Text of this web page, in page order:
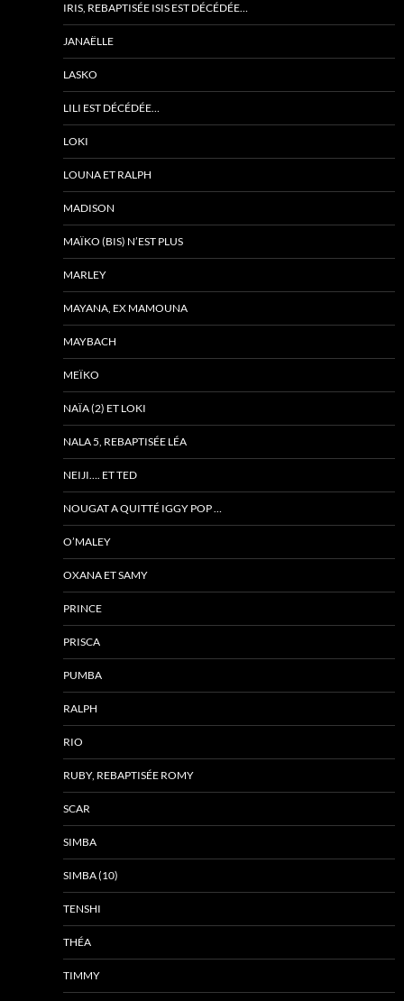
IRIS, REBAPTISÉE ISIS EST DÉCÉDÉE…
JANAËLLE
LASKO
LILI EST DÉCÉDÉE…
LOKI
LOUNA ET RALPH
MADISON
MAÏKO (BIS) N’EST PLUS
MARLEY
MAYANA, EX MAMOUNA
MAYBACH
MEÏKO
NAÏA (2) ET LOKI
NALA 5, REBAPTISÉE LÉA
NEIJI…. ET TED
NOUGAT A QUITTÉ IGGY POP …
O’MALEY
OXANA ET SAMY
PRINCE
PRISCA
PUMBA
RALPH
RIO
RUBY, REBAPTISÉE ROMY
SCAR
SIMBA
SIMBA (10)
TENSHI
THÉA
TIMMY